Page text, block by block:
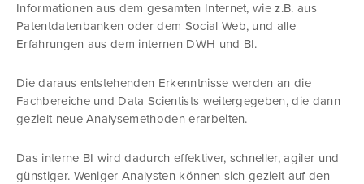
Informationen aus dem gesamten Internet, wie z.B. aus
Patentdatenbanken oder dem Social Web, und alle
Erfahrungen aus dem internen DWH und BI.
Die daraus entstehenden Erkenntnisse werden an die
Fachbereiche und Data Scientists weitergegeben, die dann
gezielt neue Analysemethoden erarbeiten.
Das interne BI wird dadurch effektiver, schneller, agiler und
günstiger. Weniger Analysten können sich gezielt auf den